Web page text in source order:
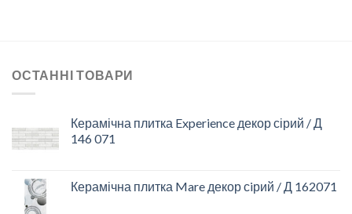
ОСТАННІ ТОВАРИ
Керамічна плитка Experience декор сірий / Д
146 071
Керамічна плитка Mare декор сiрий / Д 162071